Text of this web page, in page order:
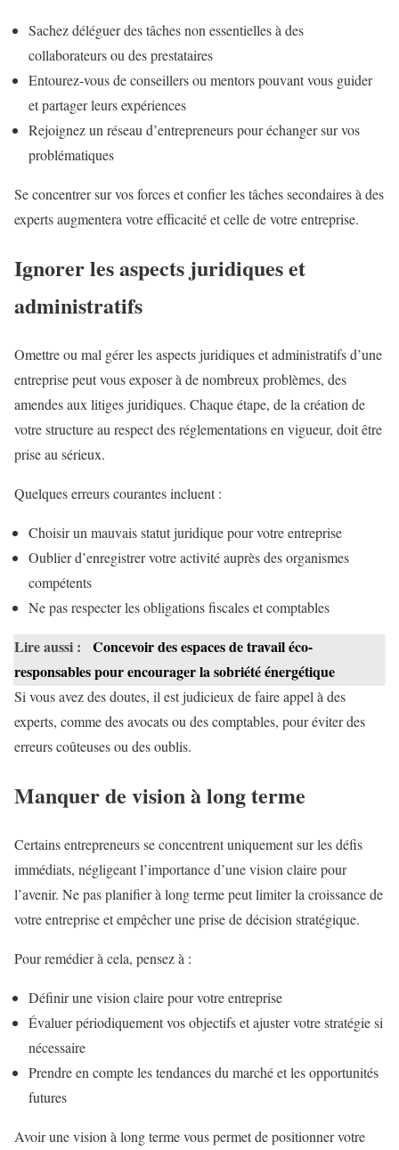
Sachez déléguer des tâches non essentielles à des
collaborateurs ou des prestataires
Entourez-vous de conseillers ou mentors pouvant vous guider
et partager leurs expériences
Rejoignez un réseau d’entrepreneurs pour échanger sur vos
problématiques
Se concentrer sur vos forces et confier les tâches secondaires à des
experts augmentera votre efficacité et celle de votre entreprise.
Ignorer les aspects juridiques et
administratifs
Omettre ou mal gérer les aspects juridiques et administratifs d’une
entreprise peut vous exposer à de nombreux problèmes, des
amendes aux litiges juridiques. Chaque étape, de la création de
votre structure au respect des réglementations en vigueur, doit être
prise au sérieux.
Quelques erreurs courantes incluent :
Choisir un mauvais statut juridique pour votre entreprise
Oublier d’enregistrer votre activité auprès des organismes
compétents
Ne pas respecter les obligations fiscales et comptables
Lire aussi :
Concevoir des espaces de travail éco-
responsables pour encourager la sobriété énergétique
Si vous avez des doutes, il est judicieux de faire appel à des
experts, comme des avocats ou des comptables, pour éviter des
erreurs coûteuses ou des oublis.
Manquer de vision à long terme
Certains entrepreneurs se concentrent uniquement sur les défis
immédiats, négligeant l’importance d’une vision claire pour
l’avenir. Ne pas planifier à long terme peut limiter la croissance de
votre entreprise et empêcher une prise de décision stratégique.
Pour remédier à cela, pensez à :
Définir une vision claire pour votre entreprise
Évaluer périodiquement vos objectifs et ajuster votre stratégie si
nécessaire
Prendre en compte les tendances du marché et les opportunités
futures
Avoir une vision à long terme vous permet de positionner votre